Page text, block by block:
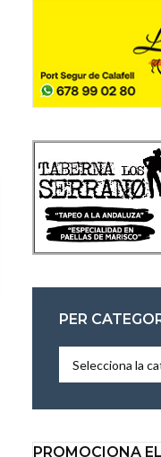
PER
categories
PROMOCIONA